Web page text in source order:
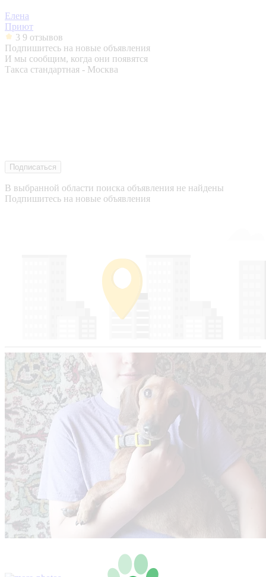
Елена
Приют
3 9 отзывов
Подпишитесь на новые объявления
И мы сообщим, когда они появятся
Такса стандартная - Москва
Подписаться
В выбранной области поиска объявления не найдены
Подпишитесь на новые объявления